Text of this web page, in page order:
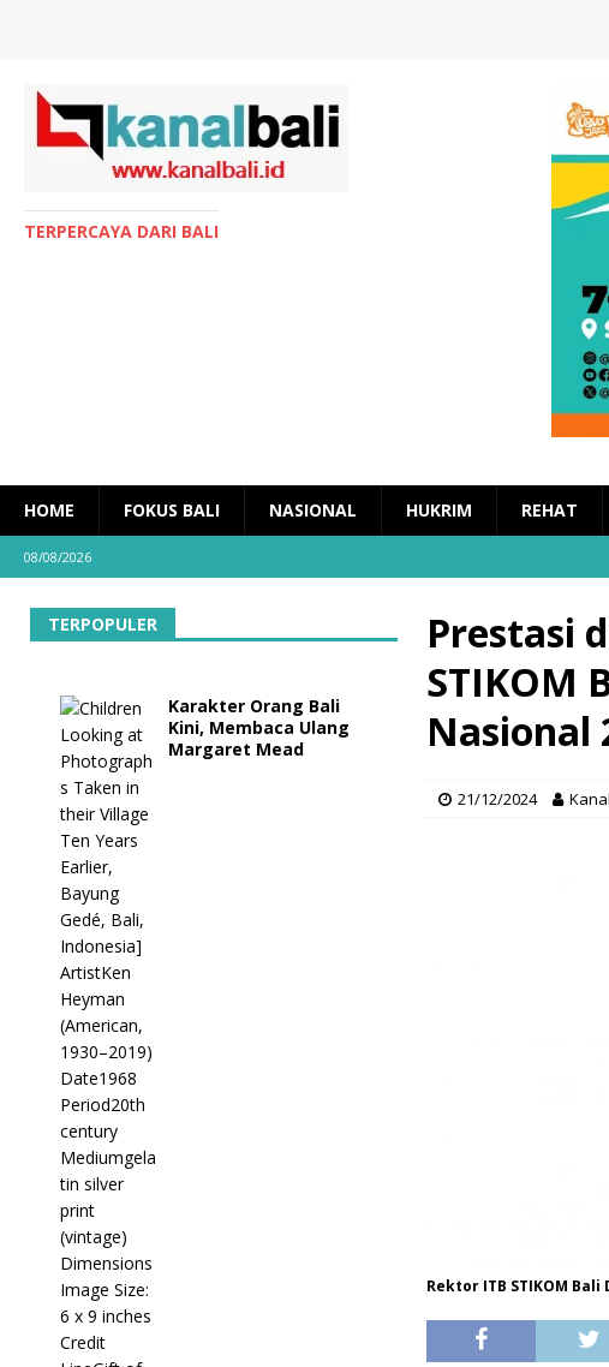
TERPERCAYA DARI BALI
HOME FOKUS BALI NASIONAL HUKRIM REHAT
08/08/2026
Prestasi
STIKOM
Nasional
21/12/2024
Rektor ITB STIKOM
TERPOPULER
Karakter Orang Bali
Kini, Membaca Ulang
Margaret Mead